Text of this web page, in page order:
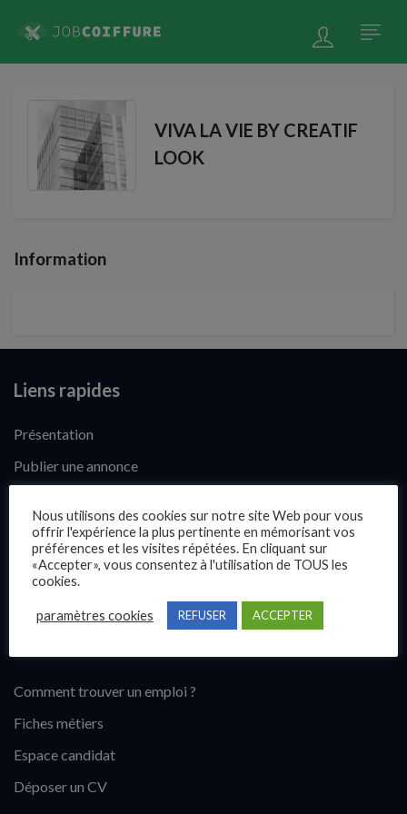
VIVA LA VIE BY CREATIF
LOOK
Information
Liens rapides
Présentation
Publier une annonce
Questions fréquentes
Blog
Comment trouver un emploi ?
Fiches métiers
Espace candidat
Déposer un CV
Nous utilisons des cookies sur notre site Web pour vous
offrir l'expérience la plus pertinente en mémorisant vos
préférences et les visites répétées. En cliquant sur
«Accepter», vous consentez à l'utilisation de TOUS les
cookies.
paramètres cookies REFUSER ACCEPTER